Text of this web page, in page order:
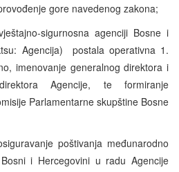
gore navedenog zakona;
sigurnosna agenciji Bosne i
Agencija) postala operativna 1.
imenovanje generalnog direktora i
Agencije, te formiranje
Parlamentarne skupštine Bosne
poštivanja međunarodno
i Hercegovini u radu Agencije